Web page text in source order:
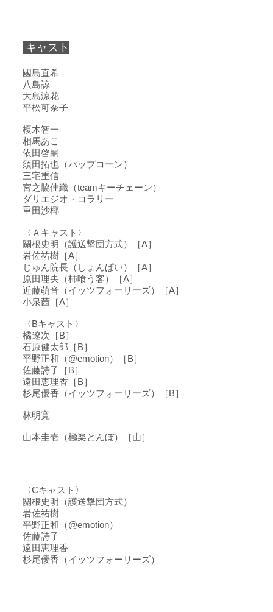
キャスト
國島直希
八島諒
大島涼花
平松可奈子
榎木智一
相馬あこ
依田啓嗣
須田拓也（パップコーン）
三宅重信
宮之脇佳織（teamキーチェーン）
ダリエジオ・コラリー
重田沙椰
〈Ａキャスト〉
關根史明（護送撃団方式）［A］
岩佐祐樹［A］
じゅん院長（しょんぱい）［A］
原田理央（柿喰う客）［A］
近藤萌音（イッツフォーリーズ）［A］
小泉茜［A］
〈Bキャスト〉
橘遼次［B］
石原健太郎［B］
平野正和（@emotion）［B］
佐藤詩子［B］
遠田恵理香［B］
杉尾優香（イッツフォーリーズ）［B］
林明寛
山本圭壱（極楽とんぼ）［山］
〈Cキャスト〉
關根史明（護送撃団方式）
岩佐祐樹
平野正和 （@emotion）
佐藤詩子
遠田恵理香
杉尾優香（イッツフォーリーズ）